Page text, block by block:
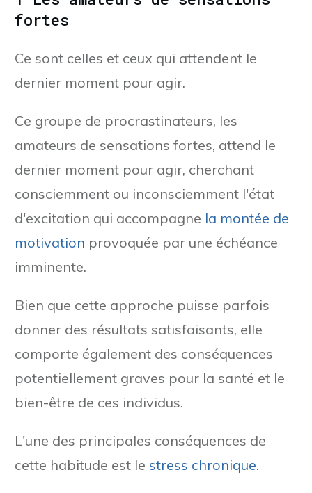
fortes
Ce sont celles et ceux qui attendent le
dernier moment pour agir.
Ce groupe de procrastinateurs, les
amateurs de sensations fortes, attend le
dernier moment pour agir, cherchant
consciemment ou inconsciemment l'état
d'excitation qui accompagne la montée de
motivation provoquée par une échéance
imminente.
Bien que cette approche puisse parfois
donner des résultats satisfaisants, elle
comporte également des conséquences
potentiellement graves pour la santé et le
bien-être de ces individus.
L'une des principales conséquences de
cette habitude est le stress chronique.